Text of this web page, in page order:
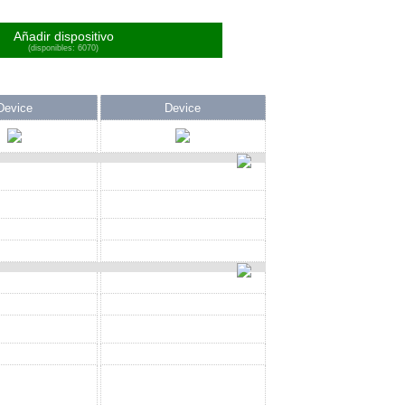
Añadir dispositivo
(disponibles: 6070)
Device